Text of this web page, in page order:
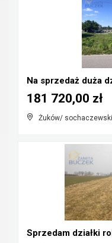
Na sprzedaż duża
Żuków/
181 720,00 zł
Sprzedam działki